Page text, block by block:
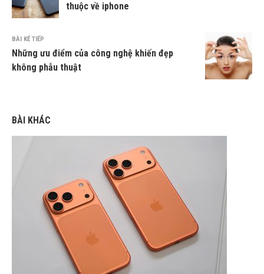
thuộc về iphone
BÀI KẾ TIẾP
Những ưu điểm của công nghệ khiến đẹp
không phẫu thuật
BÀI KHÁC